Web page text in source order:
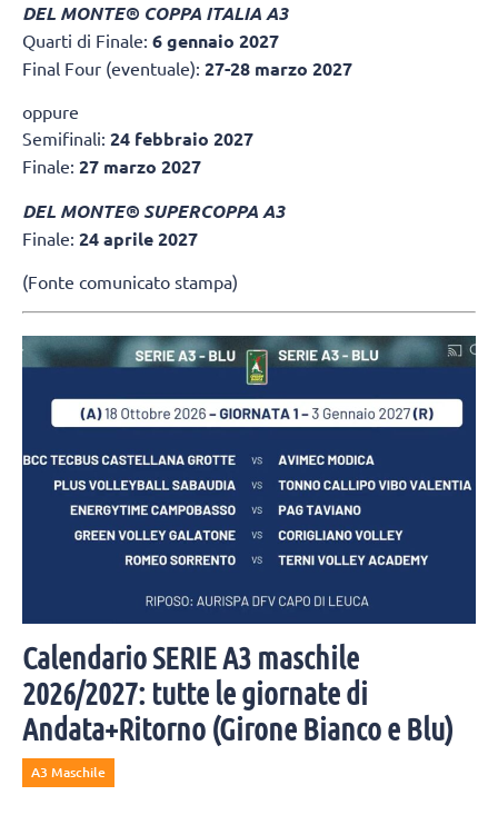
DEL MONTE® COPPA ITALIA A3
Quarti di Finale: 6 gennaio 2027
Final Four (eventuale): 27-28 marzo 2027
oppure
Semifinali: 24 febbraio 2027
Finale: 27 marzo 2027
DEL MONTE® SUPERCOPPA A3
Finale: 24 aprile 2027
(Fonte comunicato stampa)
Calendario SERIE A3 maschile
2026/2027: tutte le giornate di
Andata+Ritorno (Girone Bianco e Blu)
A3 Maschile